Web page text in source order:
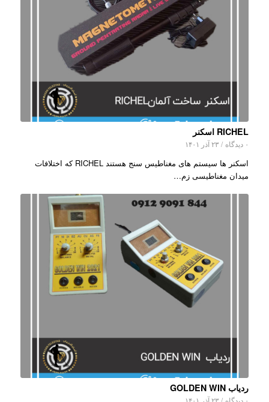
RICHEL اسکنر
۰ دیدگاه / ۲۳ آذر ۱۴۰۱
اسکنر ها سیستم های مغناطیس سنج هستند RICHEL که اختلافات
میدان مغناطیسی زم…
ردیاب GOLDEN WIN